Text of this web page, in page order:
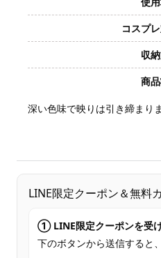
コスプ
収
商
深い色味で映りは引き締まり
LINE限定クーポン＆無料
① LINE限定クーポンを受
下のボタンから送信すると